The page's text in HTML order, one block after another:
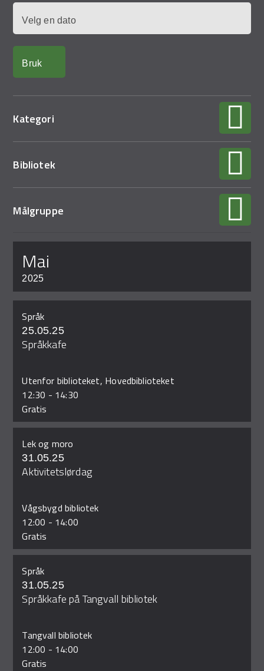
Kategori
Bibliotek
Målgruppe
mai
2025
Språk
25.05.25
Språkkafe
Utenfor biblioteket, Hovedbiblioteket
12:30 - 14:30
Gratis
Lek og moro
31.05.25
Aktivitetslørdag
Vågsbygd bibliotek
12:00 - 14:00
Gratis
Språk
31.05.25
Språkkafe på Tangvall bibliotek
Tangvall bibliotek
12:00 - 14:00
Gratis